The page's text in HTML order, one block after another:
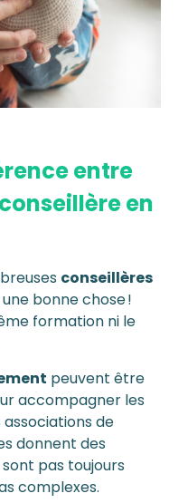
entre
en
conseillères
bonne chose !
formation ni le
peuvent être
accompagner les
de
donnent des
pas toujours
complexes.